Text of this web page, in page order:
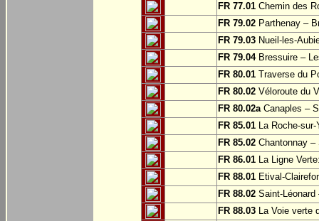
FR 77.01 Chemin des
FR 79.02 Parthenay –
FR 79.03 Nueil-les-
FR 79.04Bressuire –
FR 80.01 Traverse du
FR 80.02 Véloroute du
FR 80.02aCanaples –
FR 85.01 La Roche-
FR 85.02 Chantonnay –
FR 86.01 La Ligne
FR 88.01 Etival-
FR 88.02 Saint-Léonard
FR 88.03 La Voie verte